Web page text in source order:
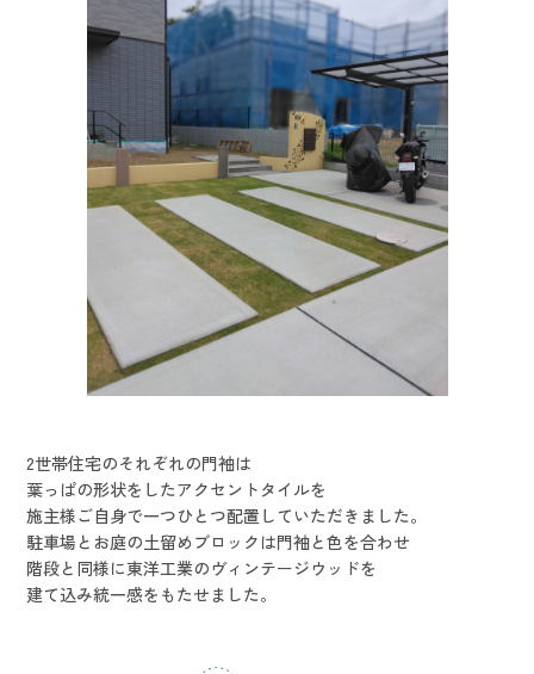
2世帯住宅のそれぞれの門袖は
葉っぱの形状をしたアクセントタイルを
施主様ご自身で一つひとつ配置していただきました。
駐車場とお庭の土留めブロックは門袖と色を合わせ
階段と同様に東洋工業のヴィンテージウッドを
建て込み統一感をもたせました。